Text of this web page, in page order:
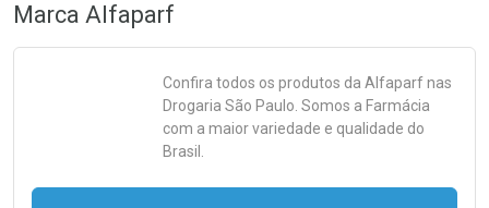
Marca Alfaparf
Confira todos os produtos da Alfaparfnas
Drogaria São Paulo. Somos a Farmácia
com a maior variedade e qualidade do
Brasil.